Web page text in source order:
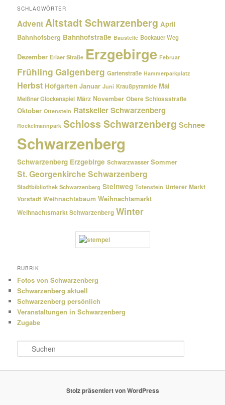
SCHLAGWÖRTER
AdventAltstadt Schwarzenberg April
Bahnhofsberg Bahnhofstraße Baustelle Bockauer Weg
Dezember Erlaer Straße Erzgebirge Februar
Frühling Galgenberg Gartenstraße Hammerparkplatz
Herbst Hofgarten Januar Juni Kraußpyramide Mai
Meißner Glockenspiel März November Obere Schlossstraße
Oktober Ottenstein Ratskeller Schwarzenberg
Rockelmannpark Schloss Schwarzenberg Schnee
Schwarzenberg
Schwarzenberg Erzgebirge Schwarzwasser Sommer
St. Georgenkirche Schwarzenberg
Stadtbibliothek Schwarzenberg Steinweg Totenstein Unterer Markt
Vorstadt Weihnachtsbaum Weihnachtsmarkt
Weihnachtsmarkt Schwarzenberg Winter
RUBRIK
Fotos von Schwarzenberg
Schwarzenberg aktuell
Schwarzenberg persönlich
Veranstaltungen in Schwarzenberg
Zugabe
u
Stolz präsentiert von WordPress